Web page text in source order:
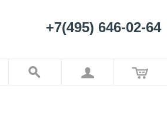
+7(495) 646-02-64